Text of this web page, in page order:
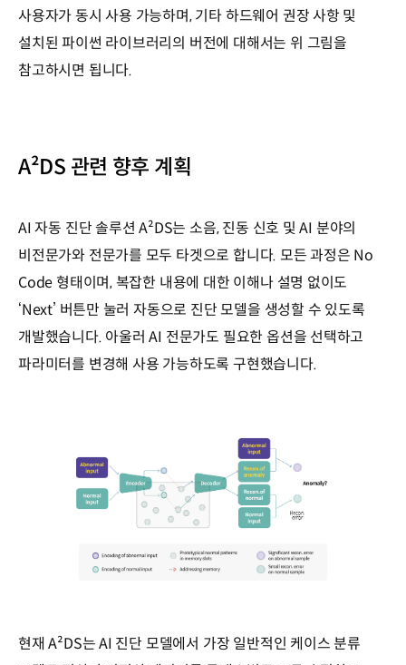
사용자가 동시 사용 가능하며, 기타 하드웨어 권장 사항 및
설치된 파이썬 라이브러리의 버전에 대해서는 위 그림을
참고하시면 됩니다.
A²DS 관련 향후 계획
AI 자동 진단 솔루션 A²DS는 소음, 진동 신호 및 AI 분야의
비전문가와 전문가를 모두 타겟으로 합니다. 모든 과정은 No
Code 형태이며, 복잡한 내용에 대한 이해나 설명 없이도
‘Next’ 버튼만 눌러 자동으로 진단 모델을 생성할 수 있도록
개발했습니다. 아울러 AI 전문가도 필요한 옵션을 선택하고
파라미터를 변경해 사용 가능하도록 구현했습니다.
현재 A²DS는 AI 진단 모델에서 가장 일반적인 케이스 분류